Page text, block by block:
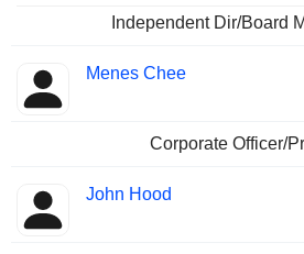
Independent Dir/Board
Menes Chee
Corporate Officer/
John Hood